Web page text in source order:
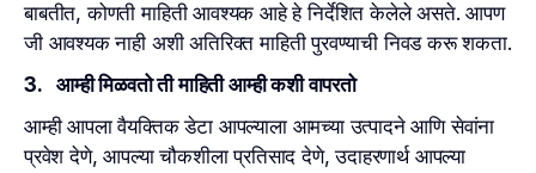
बाबतीत, कोणती माहिती आवश्यक आहे हे निर्देशित केलेले असते. आपण
जी आवश्यक नाही अशी अतिरिक्त माहिती पुरवण्याची निवड करू शकता.
3. आम्ही मिळवतो ती माहिती आम्ही कशी वापरतो
आम्ही आपला वैयक्तिक डेटा आपल्याला आमच्या उत्पादने आणि सेवांना
प्रवेश देणे, आपल्या चौकशीला प्रतिसाद देणे, उदाहरणार्थ आपल्या